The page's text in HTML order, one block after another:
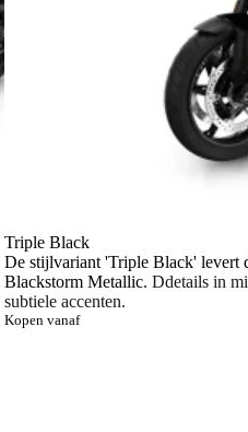
Triple Black
De stijlvariant 'Triple Black'
Blackstorm Metallic. Ddetails in
subtiele accenten.
Kopen vanaf